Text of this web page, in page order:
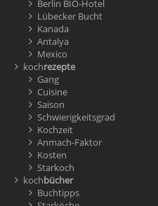
Berlin BIO-Hotel
Lübecker Bucht
Kanada
Antalya
Mexico
kochrezepte
Gang
Cuisine
Saison
Schwierigkeitsgrad
Kochzeit
Anmach-Faktor
Kosten
Starkoch
kochbücher
Buchtipps